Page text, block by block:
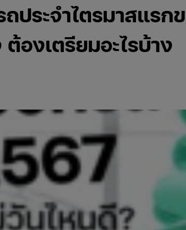
ประจำไตรมาสแร
องเตรียมอะไรบ้าง